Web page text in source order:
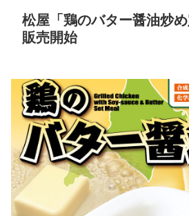
松屋「鶏のバター醤油炒
販売開始